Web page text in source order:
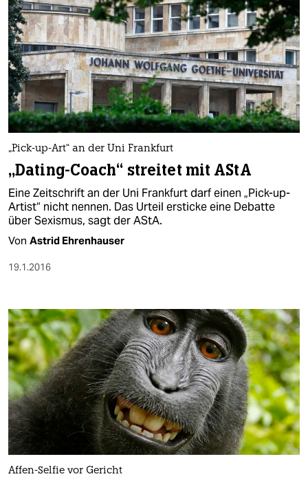
„Pick-up-Art“ an der Uni Frankfurt
„Dating-Coach“ streitet mit AStA
Eine Zeitschrift an der Uni Frankfurt darf einen „Pick-up-
Artist“ nicht nennen. Das Urteil ersticke eine Debatte
über Sexismus, sagt der AStA.
Von Astrid Ehrenhauser
19.1.2016
Affen-Selfie vor Gericht